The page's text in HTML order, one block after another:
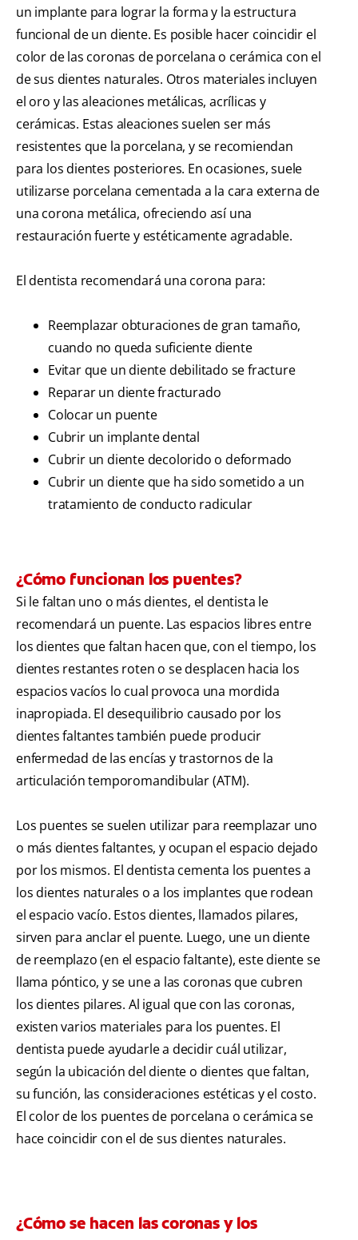
un implante para lograr la forma y la estructura
funcional de un diente. Es posible hacer coincidir el
color de las coronas de porcelana o cerámica con el
de sus dientes naturales. Otros materiales incluyen
el oro y las aleaciones metálicas, acrílicas y
cerámicas. Estas aleaciones suelen ser más
resistentes que la porcelana, y se recomiendan
para los dientes posteriores. En ocasiones, suele
utilizarse porcelana cementada a la cara externa de
una corona metálica, ofreciendo así una
restauración fuerte y estéticamente agradable.
El dentista recomendará una corona para:
Reemplazar obturaciones de gran tamaño,
cuando no queda suficiente diente
Evitar que un diente debilitado se fracture
Reparar un diente fracturado
Colocar un puente
Cubrir un implante dental
Cubrir un diente decolorido o deformado
Cubrir un diente que ha sido sometido a un
tratamiento de conducto radicular
¿Cómo funcionan los puentes?
Si le faltan uno o más dientes, el dentista le
recomendará un puente. Las espacios libres entre
los dientes que faltan hacen que, con el tiempo, los
dientes restantes roten o se desplacen hacia los
espacios vacíos lo cual provoca una mordida
inapropiada. El desequilibrio causado por los
dientes faltantes también puede producir
enfermedad de las encías y trastornos de la
articulación temporomandibular (ATM).
Los puentes se suelen utilizar para reemplazar uno
o más dientes faltantes, y ocupan el espacio dejado
por los mismos. El dentista cementa los puentes a
los dientes naturales o a los implantes que rodean
el espacio vacío. Estos dientes, llamados pilares,
sirven para anclar el puente. Luego, une un diente
de reemplazo (en el espacio faltante), este diente se
llama póntico, y se une a las coronas que cubren
los dientes pilares. Al igual que con las coronas,
existen varios materiales para los puentes. El
dentista puede ayudarle a decidir cuál utilizar,
según la ubicación del diente o dientes que faltan,
su función, las consideraciones estéticas y el costo.
El color de los puentes de porcelana o cerámica se
hace coincidir con el de sus dientes naturales.
¿Cómo se hacen las coronas y los